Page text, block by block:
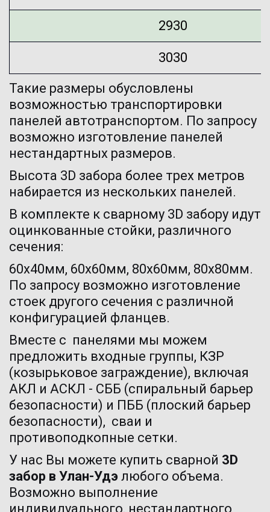
2930
3030
Такие размеры обусловлены
возможностью транспортировки
панелей автотранспортом. По запросу
возможно изготовление панелей
нестандартных размеров.
Высота 3D забора более трех метров
набирается из нескольких панелей.
В комплекте к сварному 3D забору идут
оцинкованные стойки, различного
сечения:
60х40мм, 60х60мм, 80х60мм, 80х80мм.
По запросу возможно изготовление
стоек другого сечения с различной
конфигурацией фланцев.
Вместе с  панелями мы можем
предложить входные группы, КЗР
(козырьковое заграждение), включая
АКЛ и АСКЛ - СББ (спиральный барьер
безопасности) и ПББ (плоский барьер
безопасности),  сваи и
противоподкопные сетки.
У нас Вы можете купить сварной 3D
забор в Улан-Удэ любого объема.
Возможно выполнение
индивидуального, нестандартного